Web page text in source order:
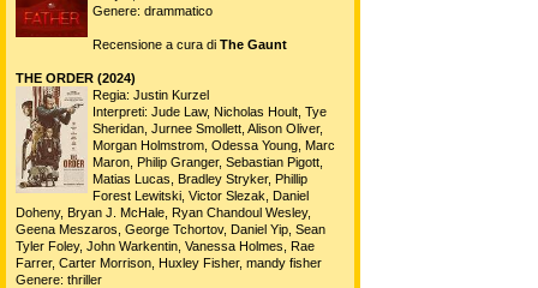
Genere: drammatico
Recensione a cura di The Gaunt
THE ORDER (2024)
Regia: Justin Kurzel
Interpreti: Jude Law, Nicholas Hoult, Tye
Sheridan, Jurnee Smollett, Alison Oliver,
Morgan Holmstrom, Odessa Young, Marc
Maron, Philip Granger, Sebastian Pigott,
Matias Lucas, Bradley Stryker, Phillip
Forest Lewitski, Victor Slezak, Daniel
Doheny, Bryan J. McHale, Ryan Chandoul Wesley,
Geena Meszaros, George Tchortov, Daniel Yip, Sean
Tyler Foley, John Warkentin, Vanessa Holmes, Rae
Farrer, Carter Morrison, Huxley Fisher, mandy fisher
Genere: thriller